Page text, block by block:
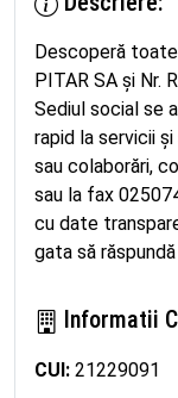
Descoperă
PITAR SA și Nr.
Sediul social se
rapid la servicii
sau colaborări,
sau la fax
cu date
gata să
Informatii
CUI: 21229091